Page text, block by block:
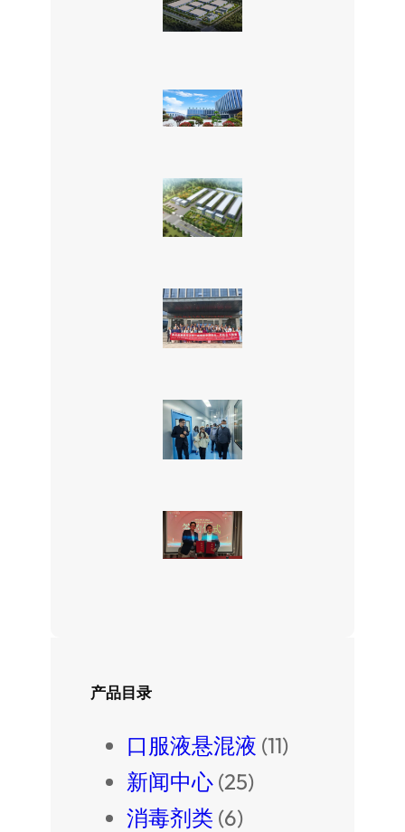
产品目录
口服液悬混液 (11)
新闻中心 (25)
消毒剂类 (6)